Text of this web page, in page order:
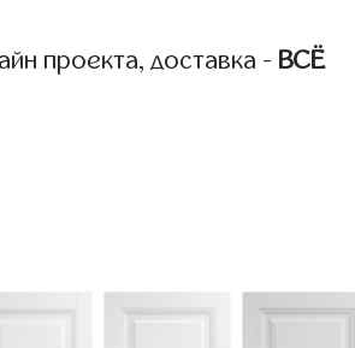
проекта, доставка - ВСЁ